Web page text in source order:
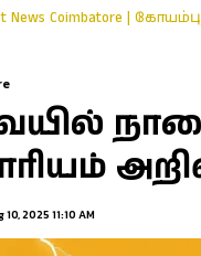
News Coimbatore |
10, 2025 11:10 AM